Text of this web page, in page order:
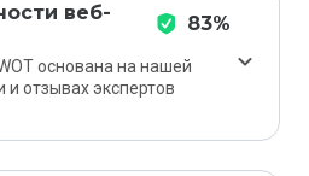
веб-
83%
основана на нашей
и отзывах экспертов